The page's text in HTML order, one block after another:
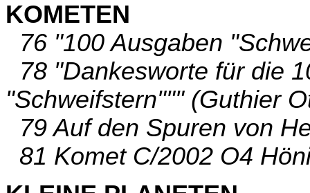
KOMETEN
76 "100 Ausgaben
78 "Dankesworte für die
"Schweifstern""" (Guthier
79 Auf den Spuren von
81 Komet C/2002 O4